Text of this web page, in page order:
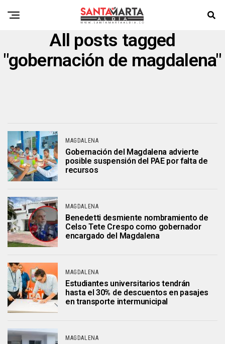
All posts tagged
"gobernación de magdalena"
MAGDALENA
Gobernación del Magdalena advierte
posible suspensión del PAE por falta de
recursos
MAGDALENA
Benedetti desmiente nombramiento de
Celso Tete Crespo como gobernador
encargado del Magdalena
MAGDALENA
Estudiantes universitarios tendrán
hasta el 30% de descuentos en pasajes
en transporte intermunicipal
MAGDALENA